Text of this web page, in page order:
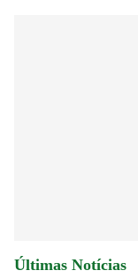
Últimas Notícias